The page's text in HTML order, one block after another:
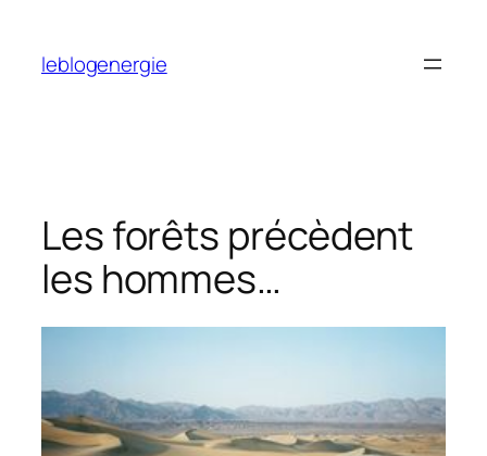
contenu
leblogenergie
Les forêts précèdent
les hommes…